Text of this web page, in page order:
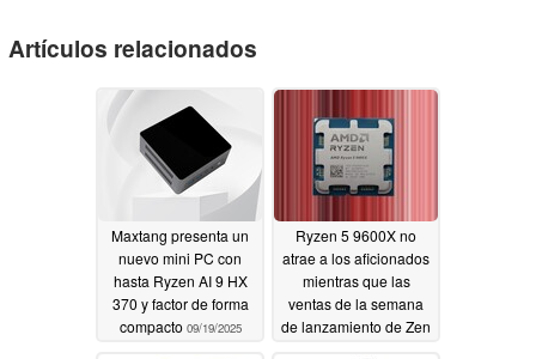
Artículos relacionados
Maxtang presenta un
nuevo mini PC con
hasta Ryzen AI 9 HX
370 y factor de forma
compacto 09/19/2025
Ryzen 5 9600X no
atrae a los aficionados
mientras que las
ventas de la semana
de lanzamiento de Zen